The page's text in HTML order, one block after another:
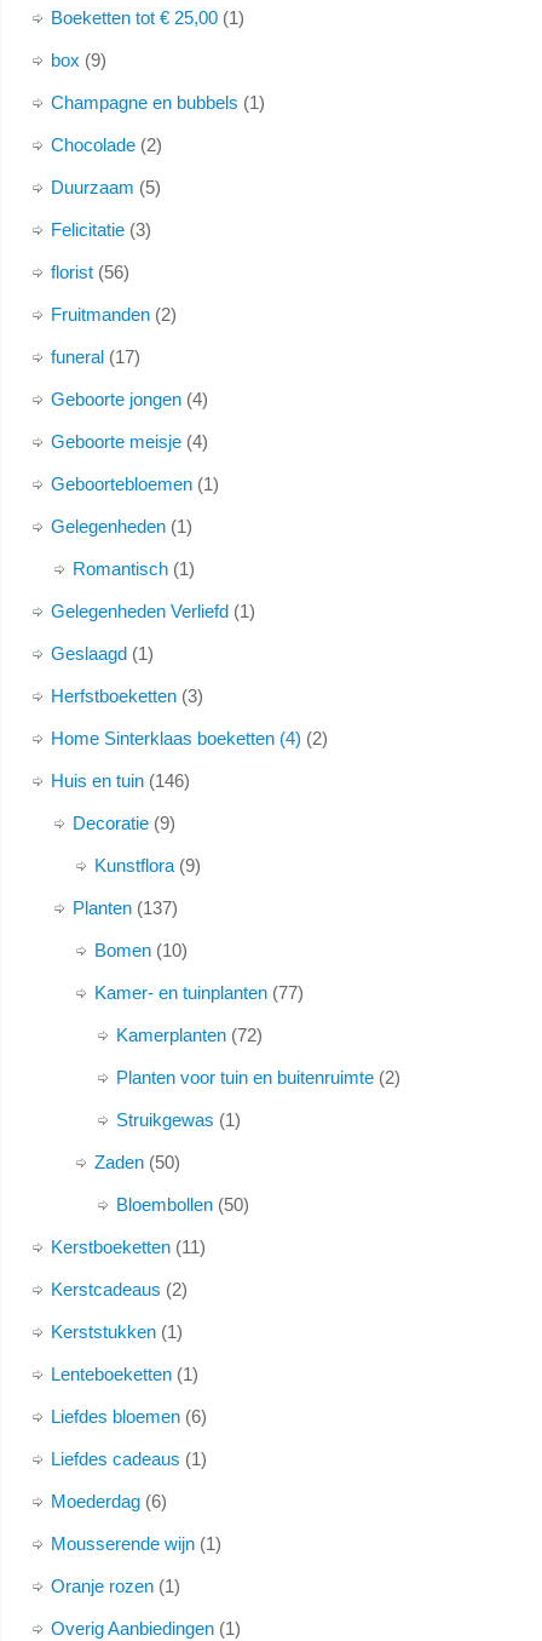
Boeketten tot € 25,00 1
box 9
Champagne en bubbels 1
Chocolade 2
Duurzaam 5
Felicitatie 3
florist 56
Fruitmanden 2
funeral 17
Geboorte jongen 4
Geboorte meisje 4
Geboortebloemen 1
Gelegenheden 1
Romantisch 1
Gelegenheden Verliefd 1
Geslaagd 1
Herfstboeketten 3
Home Sinterklaas boeketten (4) 2
Huis en tuin 146
Decoratie 9
Kunstflora 9
Planten 137
Bomen 10
Kamer- en tuinplanten 77
Kamerplanten 72
Planten voor tuin en buitenruimte 2
Struikgewas 1
Zaden 50
Bloembollen 50
Kerstboeketten 11
Kerstcadeaus 2
Kerststukken 1
Lenteboeketten 1
Liefdes bloemen 6
Liefdes cadeaus 1
Moederdag 6
Mousserende wijn 1
Oranje rozen 1
Overig Aanbiedingen 1